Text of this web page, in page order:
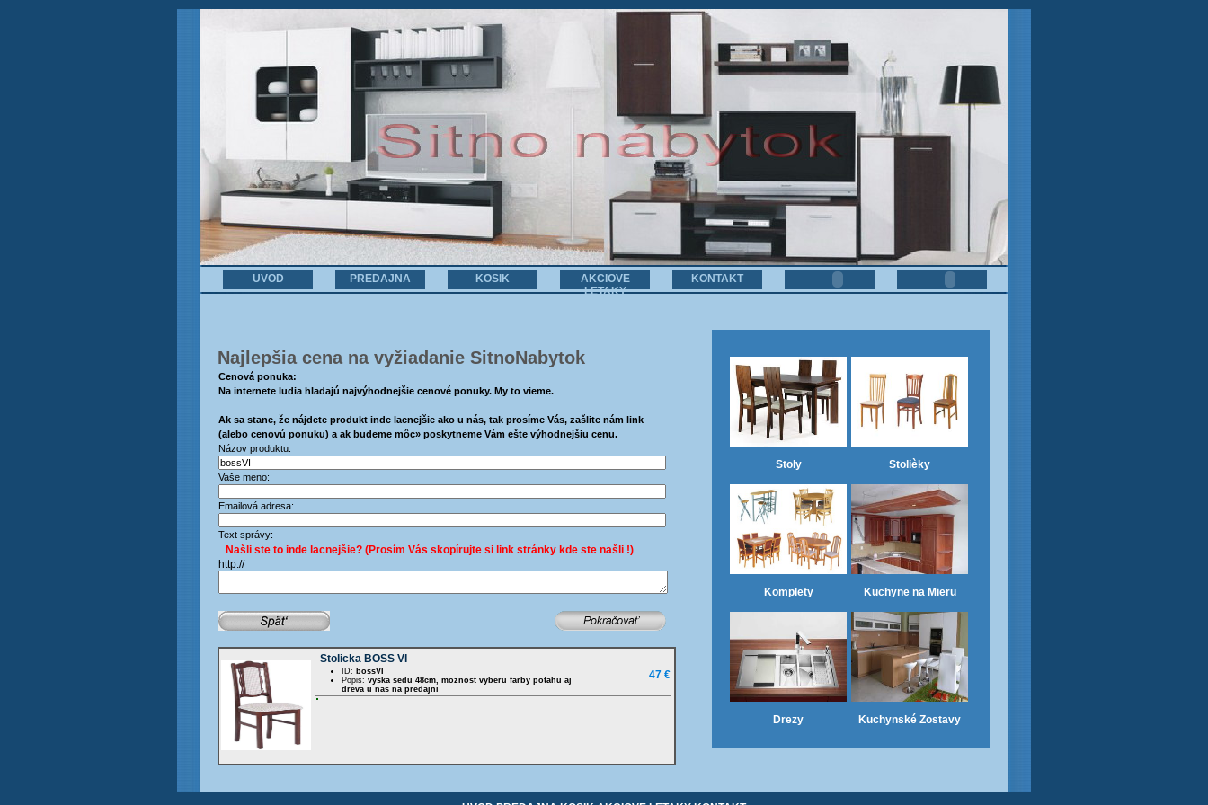
UVOD PREDAJNA KOSIK
AKCIOVE
LETAKY
KONTAKT
Najlepšia cena na vyžiadanie SitnoNabytok
Cenová ponuka:
Na internete ludia hladajú najvýhodnejšie cenové ponuky. My to vieme.
Ak sa stane, že nájdete produkt inde lacnejšie ako u nás, tak prosíme Vás, zašlite nám link
(alebo cenovú ponuku) a ak budeme môc» poskytneme Vám ešte výhodnejšiu cenu.
Názov produktu:
Vaše meno:
Emailová adresa:
Text správy:
Našli ste to inde lacnejšie? (Prosím Vás skopírujte si link stránky kde ste našli !)
http://
Stolicka BOSS VI
ID: bossVI
Popis: vyska sedu 48cm, moznost vyberu farby potahu aj
dreva u nas na predajni
47 €
Stoly Stolièky
Komplety Kuchyne na Mieru
Drezy Kuchynské Zostavy